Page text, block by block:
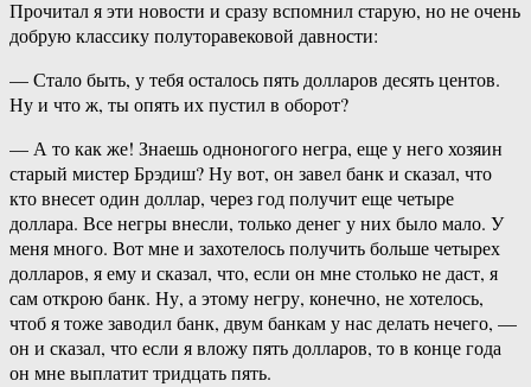
Прочитал я эти новости и сразу вспомнил старую, но не очень
добрую классику полуторавековой давности:
— Стало быть, у тебя осталось пять долларов десять центов.
Ну и что ж, ты опять их пустил в оборот?
— А то как же! Знаешь одноногого негра, еще у него хозяин
старый мистер Брэдиш? Ну вот, он завел банк и сказал, что
кто внесет один доллар, через год получит еще четыре
доллара. Все негры внесли, только денег у них было мало. У
меня много. Вот мне и захотелось получить больше четырех
долларов, я ему и сказал, что, если он мне столько не даст, я
сам открою банк. Ну, а этому негру, конечно, не хотелось,
чтоб я тоже заводил банк, двум банкам у нас делать нечего, —
он и сказал, что если я вложу пять долларов, то в конце года
он мне выплатит тридцать пять.